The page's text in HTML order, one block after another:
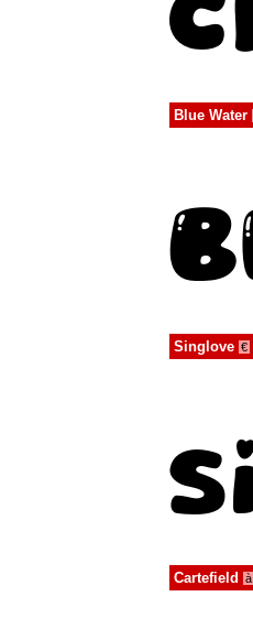
Blue Water
Singlove €
Cartefield à